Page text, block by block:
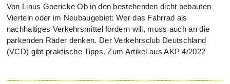
Von Linus Goericke Ob in den bestehenden dicht bebauten
Vierteln oder im Neubaugebiet: Wer das Fahrrad als
nachhaltiges Verkehrsmittel fördern will, muss auch an die
parkenden Räder denken. Der Verkehrsclub Deutschland
(VCD) gibt praktische Tipps. Zum Artikel aus AKP 4/2022